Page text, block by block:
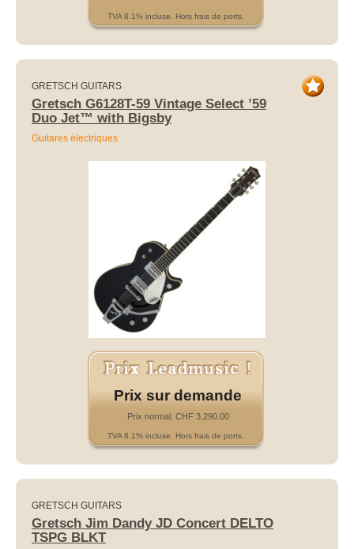
TVA 8.1% incluse. Hors frais de ports.
GRETSCH GUITARS
Gretsch G6128T-59 Vintage Select ’59
Duo Jet™ with Bigsby
Guitares électriques
Prix sur demande
Prix normal: CHF 3,290.00
TVA 8.1% incluse. Hors frais de ports.
GRETSCH GUITARS
Gretsch Jim Dandy JD Concert DELTO
TSPG BLKT